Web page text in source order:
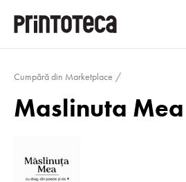
Cumpără din Marketplace
Maslinuta